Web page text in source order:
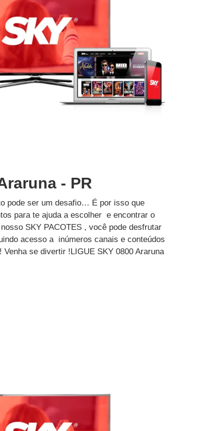
- PR
pode ser um desafio… É por isso que
para te ajuda a escolher e encontrar o
SKY PACOTES , você pode desfrutar
acesso a inúmeros canais e conteúdos
se divertir !LIGUE SKY 0800 Araruna